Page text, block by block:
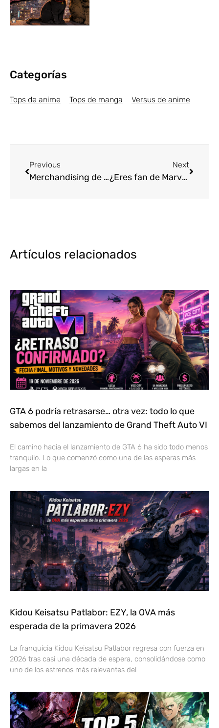
Categorías
Tops de anime Tops de manga Versus de anime
Previous
Merchandising de anime: Consigue los mejores productos aquí
Next
¿Eres fan de Marvel? Encuentra aquí los mejores obsequios para Navidad
Artículos relacionados
GTA 6 podría retrasarse… otra vez: todo lo que
sabemos del lanzamiento de Grand Theft Auto VI
El camino hacia el lanzamiento de GTA 6 ha sido todo menos
tranquilo. Lo que comenzó como una de las esperas más
largas en la
Kidou Keisatsu Patlabor: EZY, la OVA más
esperada de la primavera 2026
La franquicia Kidou Keisatsu Patlabor regresa con fuerza en
2026 tras casi una década de espera, consolidándose como
uno de los estrenos más relevantes del